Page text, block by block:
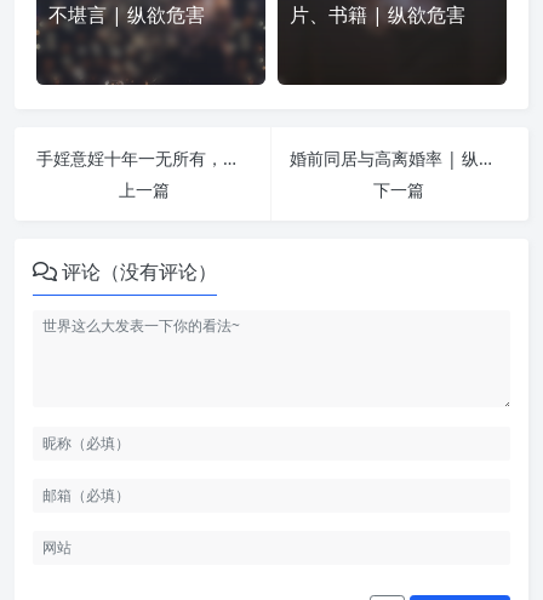
不堪言 | 纵欲危害
片、书籍 | 纵欲危害
手婬意婬十年一无所有，年纪轻轻一身病 | 纵欲危害
上一篇
婚前同居与高离婚率 | 纵欲危害
下一篇
评论（没有评论）